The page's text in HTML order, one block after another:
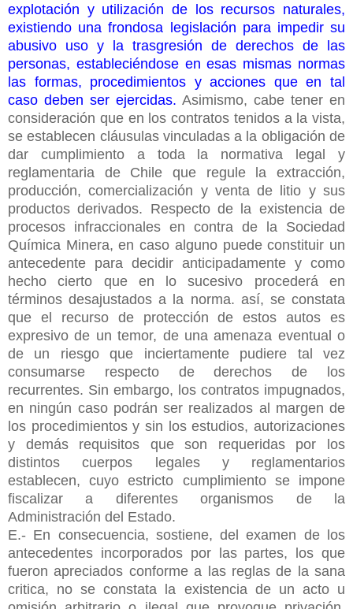
explotación y utilización de los recursos naturales,
existiendo una frondosa legislación para impedir su
abusivo uso y la trasgresión de derechos de las
personas, estableciéndose en esas mismas normas
las formas, procedimientos y acciones que en tal
caso deben ser ejercidas.Asimismo, cabe tener en
consideración que en los contratos tenidos a la vista,
se establecen cláusulas vinculadas a la obligación de
dar cumplimiento a toda la normativa legal y
reglamentaria de Chile que regule la extracción,
producción, comercialización y venta de litio y sus
productos derivados. Respecto de la existencia de
procesos infraccionales en contra de la Sociedad
Química Minera, en caso alguno puede constituir un
antecedente para decidir anticipadamente y como
hecho cierto que en lo sucesivo procederá en
términos desajustados a la norma. así, se constata
que el recurso de protección de estos autos es
expresivo de un temor, de una amenaza eventual o
de un riesgo que inciertamente pudiere tal vez
consumarse respecto de derechos de los
recurrentes. Sin embargo, los contratos impugnados,
en ningún caso podrán ser realizados al margen de
los procedimientos y sin los estudios, autorizaciones
y demás requisitos que son requeridas por los
distintos cuerpos legales y reglamentarios
establecen, cuyo estricto cumplimiento se impone
fiscalizar a diferentes organismos de la
Administración del Estado.
E.- En consecuencia, sostiene, del examen de los
antecedentes incorporados por las partes, los que
fueron apreciados conforme a las reglas de la sana
critica, no se constata la existencia de un acto u